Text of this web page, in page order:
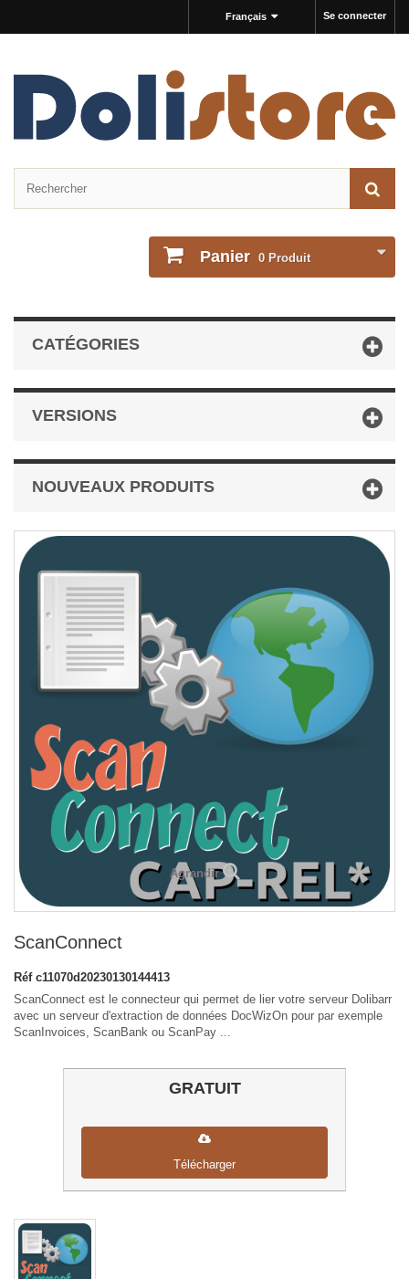
Se connecter
Français
Panier 0 Produit
CATÉGORIES
VERSIONS
NOUVEAUX PRODUITS
Agrandir
ScanConnect
Réf c11070d20230130144413
ScanConnect est le connecteur qui permet de lier votre serveur Dolibarr
avec un serveur d'extraction de données DocWizOn pour par exemple
ScanInvoices, ScanBank ou ScanPay ...
GRATUIT
Télécharger